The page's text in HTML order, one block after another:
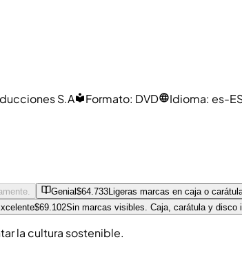
S.A Formato: DVD Idioma: es-
Genial$64.733Ligeras marcas en caja o
$69.102Sin marcas visibles. Caja, carátula y disco
la cultura sostenible.